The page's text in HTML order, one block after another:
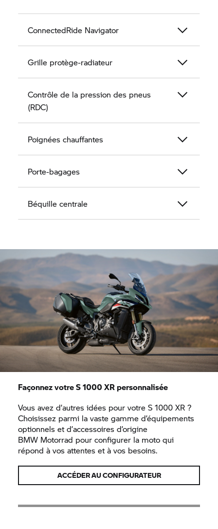
ConnectedRide Navigator
Grille protège-radiateur
Contrôle de la pression des pneus
(RDC)
Poignées chauffantes
Porte-bagages
Béquille centrale
Façonnez votreS 1000 XRpersonnalisée
Vous avez d’autres idées pour votreS 1000 XR ?
Choisissez parmi la vaste gamme d’équipements
optionnels et d’accessoires d’origine
BMW Motorrad pour configurer la moto qui
répond à vos attentes et à vos besoins.
ACCÉDER AU CONFIGURATEUR